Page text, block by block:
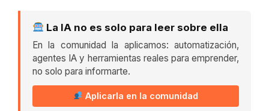
La IA no es solo para leer sobre ella
En la comunidad la aplicamos: automatización,
agentes IA y herramientas reales para emprender,
no solo para informarte.
Aplicarla en la comunidad